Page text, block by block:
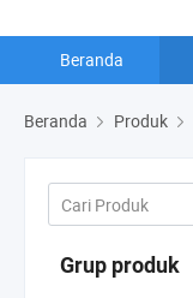
Beranda
Beranda Produk
Grup produk